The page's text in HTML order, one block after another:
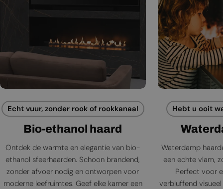
Echt vuur, zonder rook of rookkanaal
Bio-ethanol haard
Ontdek de warmte en elegantie van bio-
ethanol sfeerhaarden. Schoon brandend,
zonder afvoer nodig en ontworpen voor
moderne leefruimtes. Geef elke kamer een
Hebt u ooit
Waterdamp
een echte vlam,
Perfect voor
verbluffend